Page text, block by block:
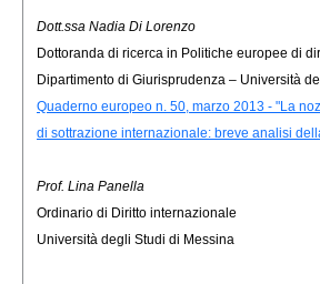
Dott.ssa Nadia Di Lorenzo
Dottoranda di ricerca in Politiche europee di
Dipartimento di Giurisprudenza – Università
Quaderno europeo n. 50, marzo 2013 - "La
di sottrazione internazionale: breve analisi
Prof. Lina Panella
Ordinario di Diritto internazionale
Università degli Studi di Messina